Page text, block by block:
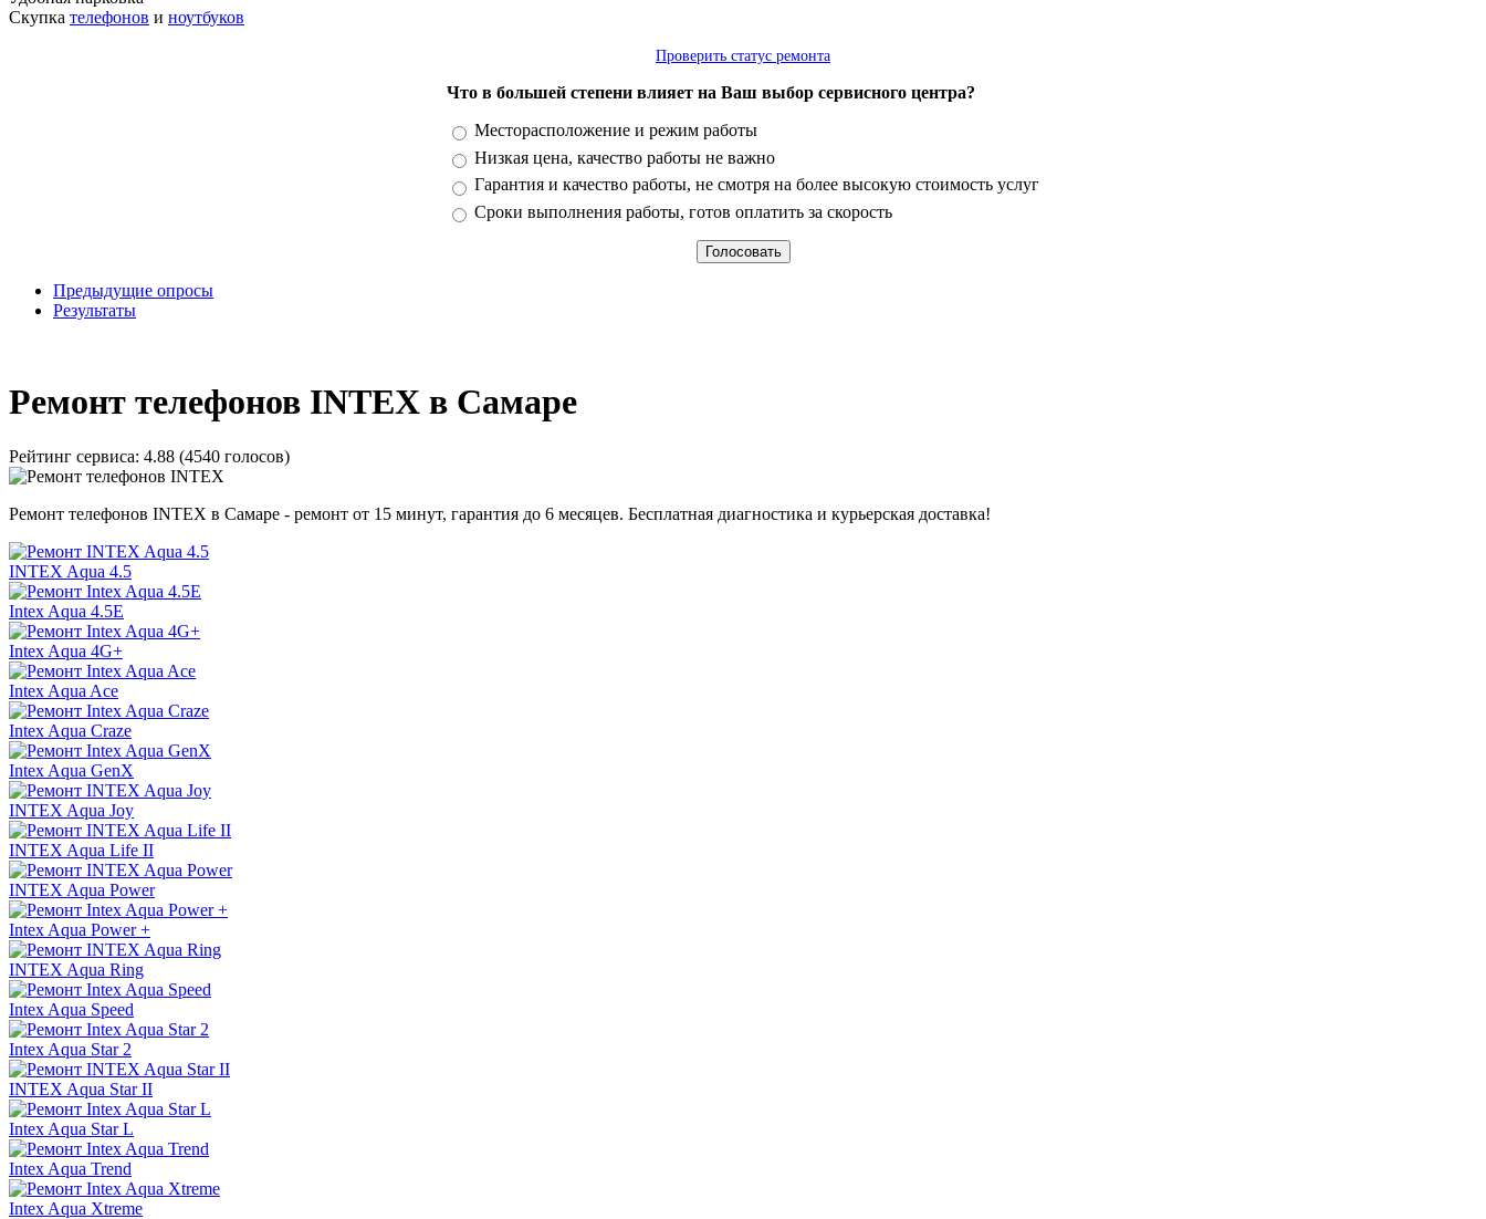
Скупка телефонов и ноутбуков
Проверить статус ремонта
Что в большей степени влияет на Ваш выбор сервисного центра?
Варианты
Месторасположение и режим работы
Низкая цена, качество работы не важно
Гарантия и качество работы, не смотря на более высокую стоимость услуг
Сроки выполнения работы, готов оплатить за скорость
Предыдущие опросы
Результаты
Ремонт телефонов INTEX в Самаре
Рейтинг сервиса: 4.88 (4540 голосов)
Ремонт телефонов INTEX в Самаре - ремонт от 15 минут, гарантия до 6 месяцев. Бесплатная диагностика и курьерская доставка!
INTEX Aqua 4.5
Intex Aqua 4.5E
Intex Aqua 4G+
Intex Aqua Ace
Intex Aqua Craze
Intex Aqua GenX
INTEX Aqua Joy
INTEX Aqua Life II
INTEX Aqua Power
Intex Aqua Power +
INTEX Aqua Ring
Intex Aqua Speed
Intex Aqua Star 2
INTEX Aqua Star II
Intex Aqua Star L
Intex Aqua Trend
Intex Aqua Xtreme